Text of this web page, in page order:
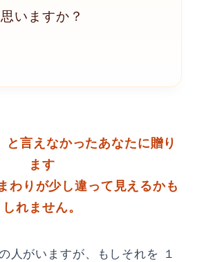
思いますか？
と言えなかったあなたに贈り
ます
わりが少し違って見えるかも
しれません。
人がいますが、もしそれを １